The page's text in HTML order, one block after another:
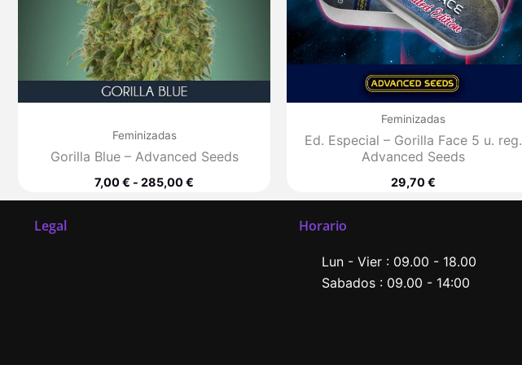
Feminizadas
Gorilla Blue – Advanced Seeds
7,00€ - 285,00€
Feminizadas
Ed. Especial – Gorilla Face 5 u. reg.
Advanced Seeds
29,70€
Legal Horario
Lun - Vier : 09.00 - 18.00
Sabados : 09.00 - 14:00